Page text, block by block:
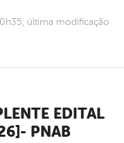
última modificação
EDITAL
PNAB